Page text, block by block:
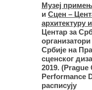
Музеј
и Сцен –
архитектуру
Центар за
Србије на
сценског
2019.
Performance
расписују